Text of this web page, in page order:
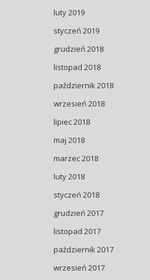
luty 2019
styczeń 2019
grudzień 2018
listopad 2018
październik 2018
wrzesień 2018
lipiec 2018
maj 2018
marzec 2018
luty 2018
styczeń 2018
grudzień 2017
listopad 2017
październik 2017
wrzesień 2017